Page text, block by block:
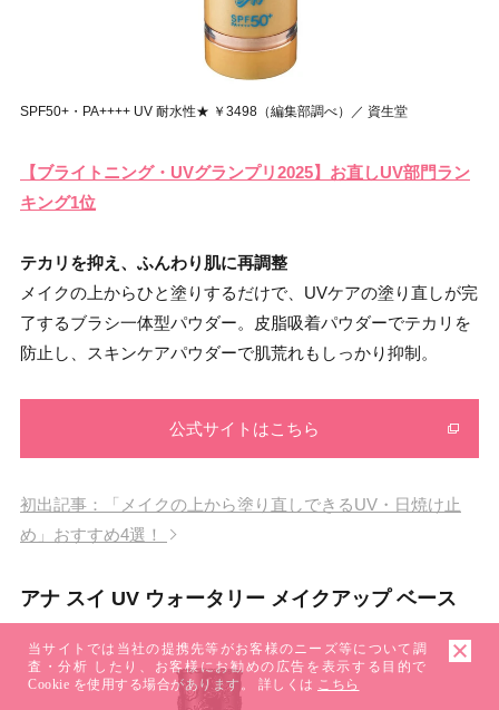
SPF50+・PA++++ UV 耐水性★ ￥3498（編集部調べ）／ 資生堂
【ブライトニング・UVグランプリ2025】お直しUV部門ラン
キング1位
テカリを抑え、ふんわり肌に再調整
メイクの上からひと塗りするだけで、UVケアの塗り直しが完
了するブラシ一体型パウダー。皮脂吸着パウダーでテカリを
防止し、スキンケアパウダーで肌荒れもしっかり抑制。
公式サイトはこちら
初出記事：「メイクの上から塗り直しできるUV・日焼け止
め」おすすめ4選！
アナ スイ UV ウォータリー メイクアップ ベース
当サイトでは当社の提携先等がお客様のニーズ等について調
査・分析 したり、お客様にお勧めの広告を表示する目的で
Cookie を使用する場合があります。 詳しくは こちら